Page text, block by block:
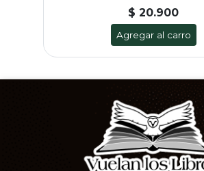
$ 20.900
Agregar al carro